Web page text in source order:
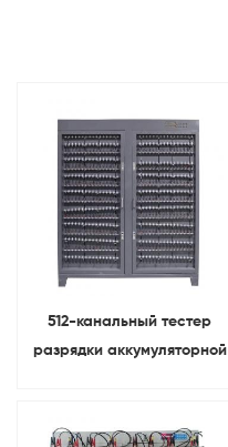
512-канальный тестер
разрядки аккумуляторной